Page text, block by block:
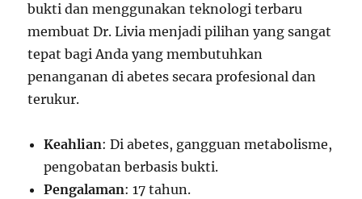
bukti dan menggunakan teknologi terbaru
membuat Dr. Livia menjadi pilihan yang sangat
tepat bagi Anda yang membutuhkan
penanganan di abetes secara profesional dan
terukur.
Keahlian: Di abetes, gangguan metabolisme,
pengobatan berbasis bukti.
Pengalaman: 17 tahun.